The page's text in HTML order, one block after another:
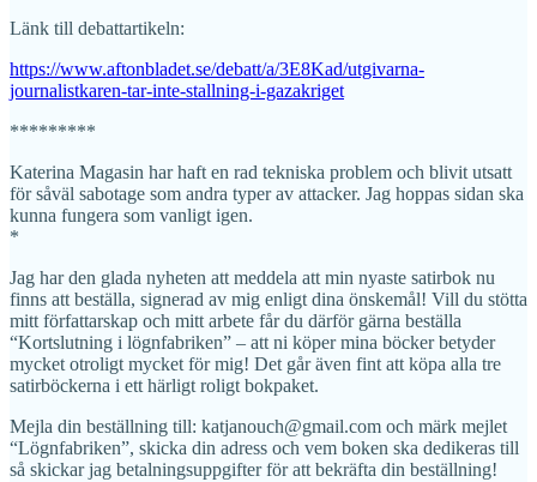
Länk till debattartikeln:
https://www.aftonbladet.se/debatt/a/3E8Kad/utgivarna-
journalistkaren-tar-inte-stallning-i-gazakriget
*********
Katerina Magasin har haft en rad tekniska problem och blivit utsatt
för såväl sabotage som andra typer av attacker. Jag hoppas sidan ska
kunna fungera som vanligt igen.
*
Jag har den glada nyheten att meddela att min nyaste satirbok nu
finns att beställa, signerad av mig enligt dina önskemål! Vill du stötta
mitt författarskap och mitt arbete får du därför gärna beställa
“Kortslutning i lögnfabriken” – att ni köper mina böcker betyder
mycket otroligt mycket för mig! Det går även fint att köpa alla tre
satirböckerna i ett härligt roligt bokpaket.
Mejla din beställning till: katjanouch@gmail.com och märk mejlet
“Lögnfabriken”, skicka din adress och vem boken ska dedikeras till
så skickar jag betalningsuppgifter för att bekräfta din beställning!